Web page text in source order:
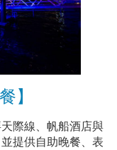
】
際線、帆船酒店與
提供自助晚餐、表